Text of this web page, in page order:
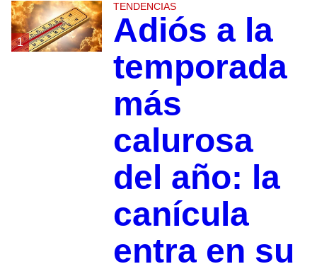
1
TENDENCIAS
Adiós a la
temporada
más
calurosa
del año: la
canícula
entra en su